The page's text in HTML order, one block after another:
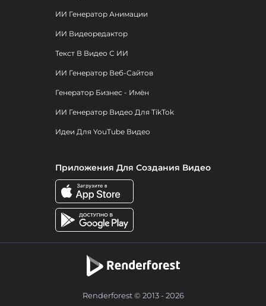
ИИ Генератор Анимации
ИИ Видеоредактор
Текст В Видео С ИИ
ИИ Генератор Веб-Сайтов
Генератор Бизнес - Имён
ИИ Генератор Видео Для TikTok
Идеи Для YouTube Видео
Приложения Для Создания Видео
Renderforest © 2013 - 2026